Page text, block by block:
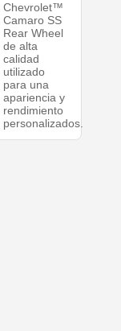
Chevrolet™
Camaro SS
Rear Wheel
de alta
calidad
utilizado
para una
apariencia y
rendimiento
personalizados.